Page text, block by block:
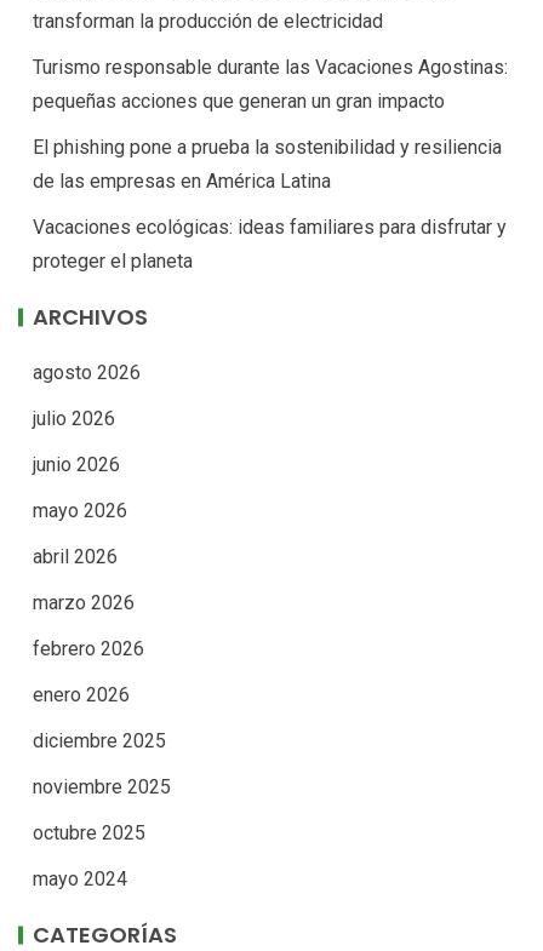
transforman la producción de electricidad
Turismo responsable durante las Vacaciones Agostinas:
pequeñas acciones que generan un gran impacto
El phishing pone a prueba la sostenibilidad y resiliencia
de las empresas en América Latina
Vacaciones ecológicas: ideas familiares para disfrutar y
proteger el planeta
ARCHIVOS
agosto 2026
julio 2026
junio 2026
mayo 2026
abril 2026
marzo 2026
febrero 2026
enero 2026
diciembre 2025
noviembre 2025
octubre 2025
mayo 2024
CATEGORÍAS